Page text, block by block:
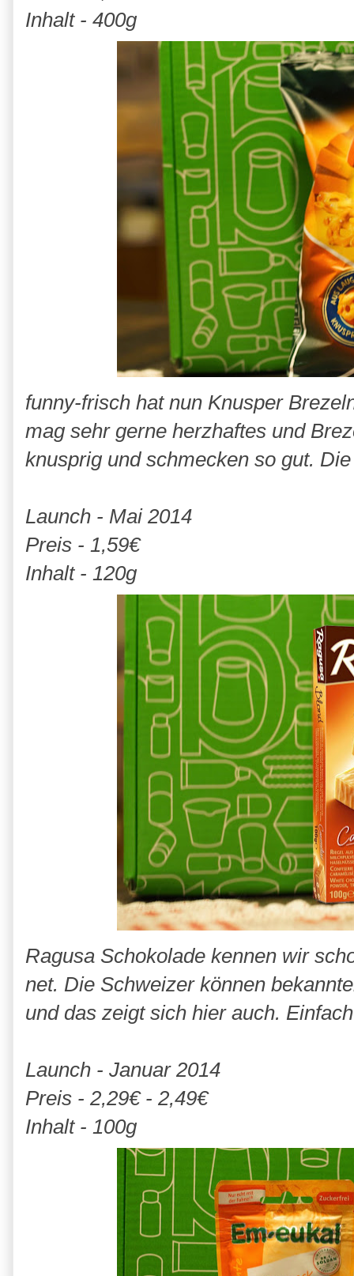
Inhalt - 400g
funny-frisch hat nun Knusper
mag sehr gerne herzhaftes und
knusprig und schmecken so gut.
Launch - Mai 2014
Preis - 1,59€
Inhalt - 120g
Ragusa Schokolade kennen wir
net. Die Schweizer können
und das zeigt sich hier auch.
Launch - Januar 2014
Preis - 2,29€ - 2,49€
Inhalt - 100g